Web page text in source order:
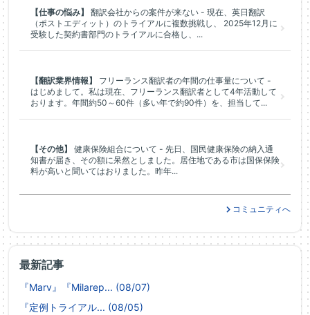
最新記事
『Marv』『Milarep... (08/07)
『定例トライアル... (08/05)
【仕事の悩み】
翻訳会社からの案件が来ない - 現在、英日翻訳
（ポストエディット）のトライアルに複数挑戦し、 2025年12月に
受験した契約書部門のトライアルに合格し、...
【翻訳業界情報】
フリーランス翻訳者の年間の仕事量について -
はじめまして。私は現在、フリーランス翻訳者として4年活動して
おります。年間約50～60件（多い年で約90件）を、担当して...
【その他】
健康保険組合について - 先日、国民健康保険の納入通
知書が届き、その額に呆然としました。居住地である市は国保保険
料が高いと聞いてはおりました。昨年...
コミュニティへ